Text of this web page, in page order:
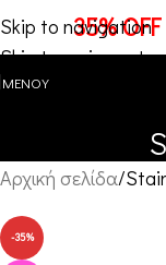
Skip to navigation
Skip to main
35% OFF
ΜΕΝΟΎ
Αρχική σελίδα
-35%